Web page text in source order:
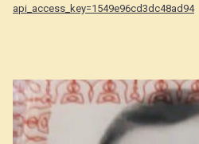
api_access_key=1549e96cd3dc48ad94